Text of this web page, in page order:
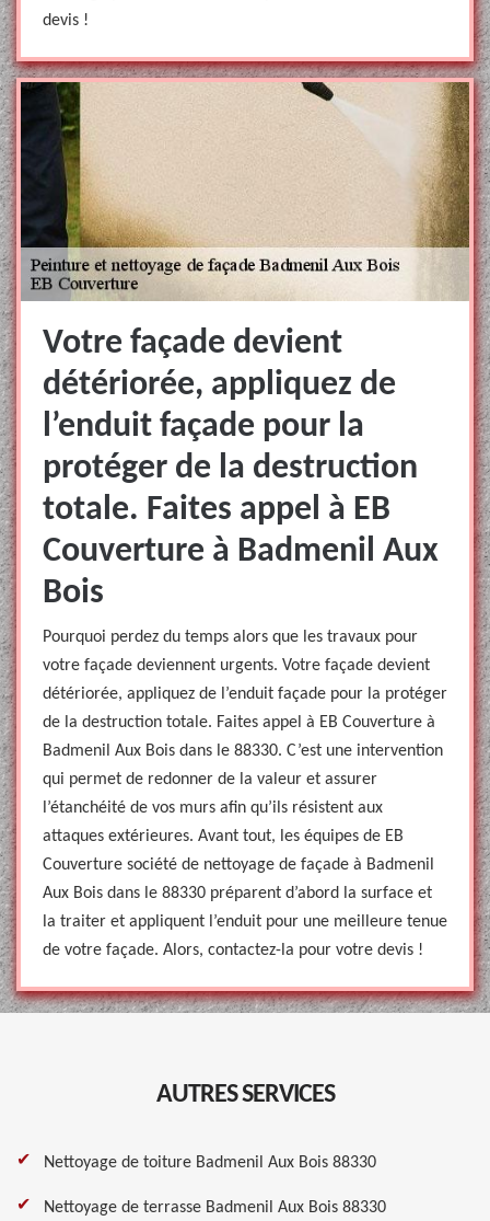
devis !
Votre façade devient
détériorée, appliquez de
l’enduit façade pour la
protéger de la destruction
totale. Faites appel à EB
Couverture à Badmenil Aux
Bois
Pourquoi perdez du temps alors que les travaux pour
votre façade deviennent urgents. Votre façade devient
détériorée, appliquez de l’enduit façade pour la protéger
de la destruction totale. Faites appel à EB Couverture à
Badmenil Aux Bois dans le 88330. C’est une intervention
qui permet de redonner de la valeur et assurer
l’étanchéité de vos murs afin qu’ils résistent aux
attaques extérieures. Avant tout, les équipes de EB
Couverture société de nettoyage de façade à Badmenil
Aux Bois dans le 88330 préparent d’abord la surface et
la traiter et appliquent l’enduit pour une meilleure tenue
de votre façade. Alors, contactez-la pour votre devis !
AUTRES SERVICES
Nettoyage de toiture Badmenil Aux Bois 88330
Nettoyage de terrasse Badmenil Aux Bois 88330